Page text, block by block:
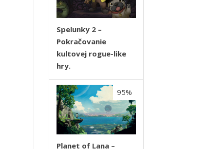
Spelunky 2 –
Pokračovanie
kultovej rogue-like
hry.
Planet of Lana –
95%